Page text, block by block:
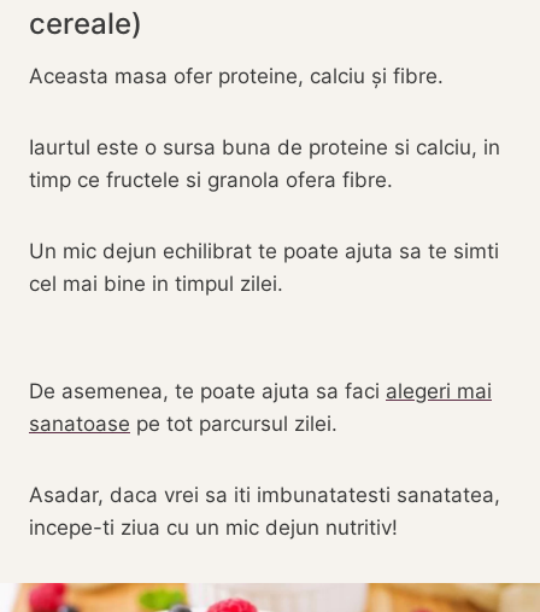
cereale)
Aceasta masa ofer proteine, calciu și fibre.
Iaurtul este o sursa buna de proteine si calciu, in
timp ce fructele si granola ofera fibre.
Un mic dejun echilibrat te poate ajuta sa te simti
cel mai bine in timpul zilei.
De asemenea, te poate ajuta sa faci alegeri mai
sanatoase pe tot parcursul zilei.
Asadar, daca vrei sa iti imbunatatesti sanatatea,
incepe-ti ziua cu un mic dejun nutritiv!